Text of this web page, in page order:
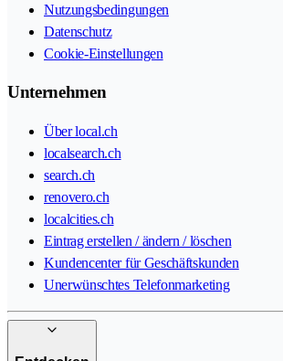
Nutzungsbedingungen
Datenschutz
Cookie-Einstellungen
Unternehmen
Über local.ch
localsearch.ch
search.ch
renovero.ch
localcities.ch
Eintrag erstellen / ändern / löschen
Kundencenter für Geschäftskunden
Unerwünschtes Telefonmarketing